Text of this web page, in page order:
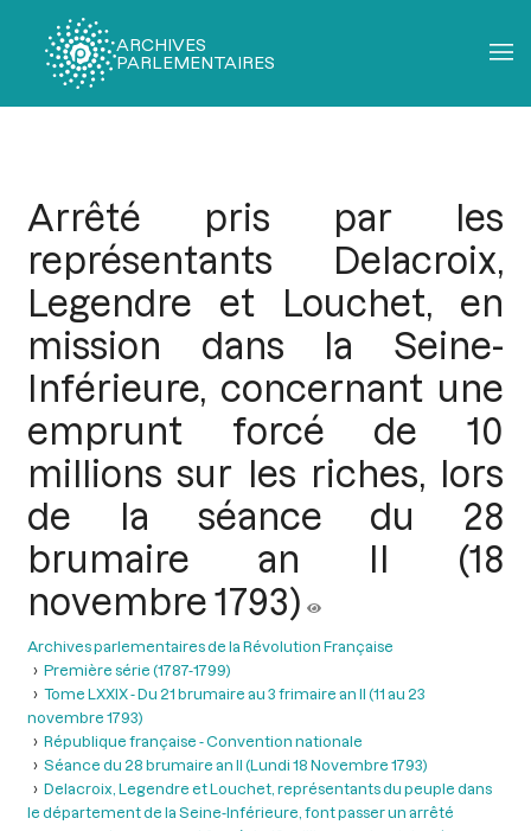
ARCHIVES
PARLEMENTAIRES
Arrêté pris par les
représentants Delacroix,
Legendre et Louchet, en
mission dans la Seine-
Inférieure, concernant une
emprunt forcé de 10
millions sur les riches, lors
de la séance du 28
brumaire an II (18
novembre 1793)
Archives parlementaires de la Révolution Française
Première série (1787-1799)
Tome LXXIX - Du 21 brumaire au 3 frimaire an II (11 au 23
novembre 1793)
République française - Convention nationale
Séance du 28 brumaire an II (Lundi 18 Novembre 1793)
Delacroix, Legendre et Louchet, représentants du peuple dans
le département de la Seine-Inférieure, font passer un arrêté